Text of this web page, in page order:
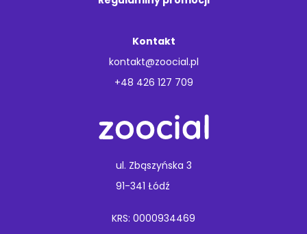
Kontakt
kontakt@zoocial.pl
+48 426 127 709
ul. Zbąszyńska 3
91-341 Łódź
KRS: 0000934469